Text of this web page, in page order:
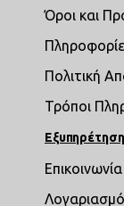
Όροι και
Πολιτική
Τρόποι
Επικοινωνία